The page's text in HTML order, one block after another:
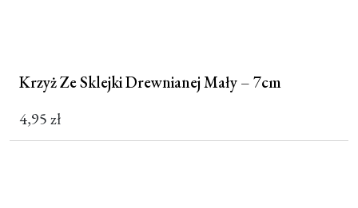
Krzyż Ze Sklejki Drewnianej Mały – 7cm
4,95zł